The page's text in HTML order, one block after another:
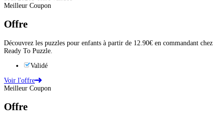
Meilleur Coupon
Offre
Découvrez les puzzles pour enfants à partir de 12.90€ en commandant chez
Ready To Puzzle.
Validé
Voir l'offre
Meilleur Coupon
Offre